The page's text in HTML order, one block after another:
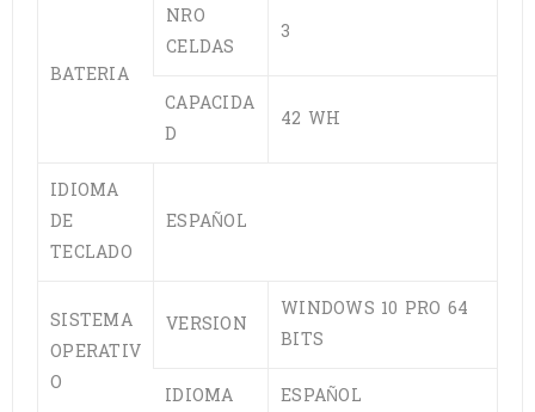
BATERIA
NRO
CELDAS
3
CAPACIDA
D
42 WH
IDIOMA
DE
TECLADO
ESPAÑOL
SISTEMA
OPERATIV
O
VERSION
WINDOWS 10 PRO 64
BITS
IDIOMA
ESPAÑOL